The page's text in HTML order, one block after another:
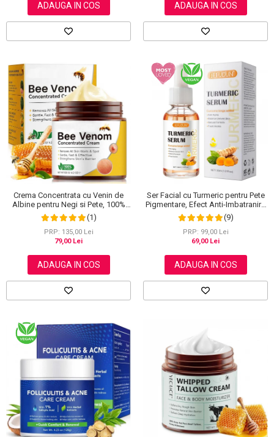
ADAUGA IN COS ADAUGA IN COS
Crema Concentrata cu Venin de
Albine pentru Negi si Pete, 100%
Naturala, 120 g
(1)
PRP: 135,00 Lei
79,00 Lei
ADAUGA IN COS
Ser Facial cu Turmeric pentru Pete
Pigmentare, Efect Anti-Imbatranire
SEFUDUN, 30 ml
(9)
PRP: 99,00 Lei
69,00 Lei
ADAUGA IN COS